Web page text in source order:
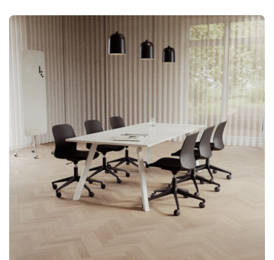
Agenda Tafelblad van spaanplaat en laminaat. Stevige T-
onderstellen van gepoedercoat metaal. Verstelbare
stelvoeten. Conferentiestoel Ergo 285 Zitting en rugleuning
van stijlvol, hoogwaardig mesh Verstelbare zithoogte Vaste
armleuningen Knie-kantelmechanisme, vergrendelbaar in
rechte stand Zwarte 60 mm PU-wielenEen complete
conferentiegroep ontworpen voor het moderne kantoor. Met
zes Ergo 285-stoelen en de flexibele Agenda-tafel garandeer
je efficiënte vergaderingen. Complete vergaderset met 6
zitplaatsen. De Ergo 285 biedt uitstekend zitcomfort tijdens
lange vergaderingen. Uniek bootvormig tafelblad dat optimaal
contact tussen deelnemers mogelijk maakt. Bevordert sociale
en efficiënte bijeenkomsten!